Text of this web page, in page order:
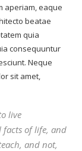
aperiam, eaque
beatae
quia
consequuntur
Neque
sit amet,
live
facts of life, and
and not,